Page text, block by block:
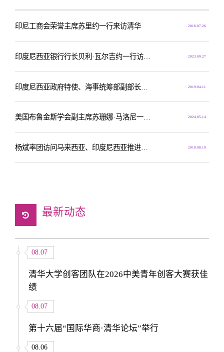
2016.07.26
印尼工商会荣誉主席苏里约一行来访清华
2023.09.27
2019.04.11
2024.05.14
美国布鲁金斯学会副主席苏珊娜·马洛尼一行访问清华大学
2018.08.19
最新动态
08.07
清华大学创客团队在2026中美青年创客大赛获佳
绩
08.07
第十六届“国际华商·清华论坛”举行
08.06